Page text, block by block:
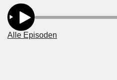
verlag
veranstaltungen